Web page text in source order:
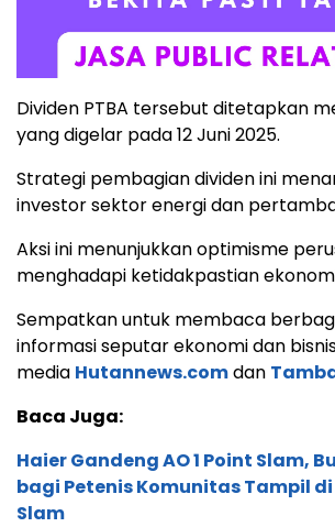
Dividen PTBA tersebut ditetapkan
yang digelar pada 12 Juni 2025.
Strategi pembagian dividen ini
investor sektor energi dan
Aksi ini menunjukkan optimisme
menghadapi ketidakpastian
Sempatkan untuk membaca
informasi seputar ekonomi dan
media Hutannews.comdan
Baca Juga:
Haier Gandeng AO 1 Point Slam,
bagi Petenis Komunitas Tampil
Slam